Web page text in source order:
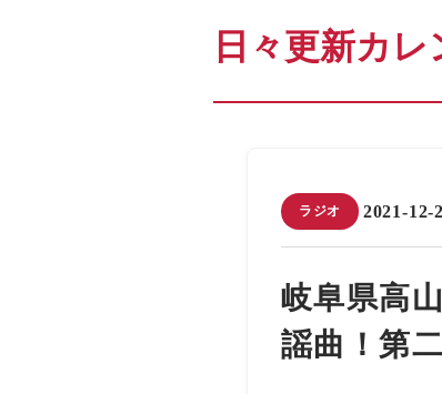
日々更新カレ
ラジオ 2021-12-
岐阜県高
謡曲！第二